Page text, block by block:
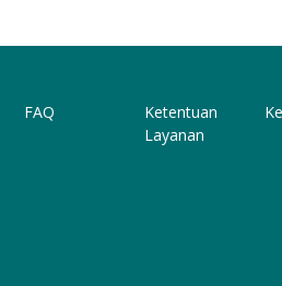
FAQ
Ketentuan
Layanan